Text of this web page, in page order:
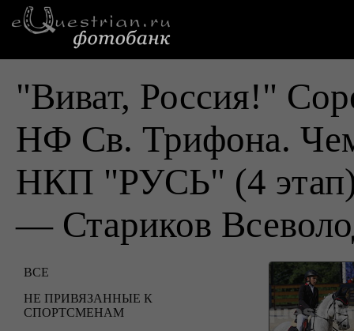
"Виват, Россия!"
НФ Св. Трифона.
НКП "РУСЬ" (4
— Стариков
ВСЕ
НЕ ПРИВЯЗАННЫЕ К
СПОРТСМЕНАМ